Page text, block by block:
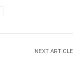
NEXT ARTICLE